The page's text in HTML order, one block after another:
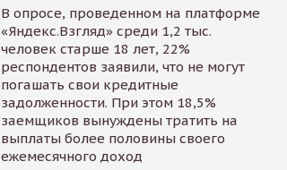
В опросе, проведенном на платформе
«Яндекс.Взгляд» среди 1,2 тыс.
человек старше 18 лет, 22%
респондентов заявили, что не могут
погашать свои кредитные
задолженности. При этом 18,5%
заемщиков вынуждены тратить на
выплаты более половины своего
ежемесячного доход